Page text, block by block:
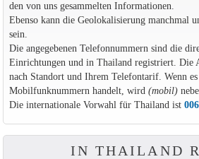
den von uns gesammelten Informationen.
Ebenso kann die Geolokalisierung manchmal
sein.
Die angegebenen Telefonnummern sind die
Einrichtungen und in Thailand registriert. Die
nach Standort und Ihrem Telefontarif. Wenn
Mobilfunknummern handelt, wird (mobil)
Die internationale Vorwahl für Thailand ist
IN THAILAND